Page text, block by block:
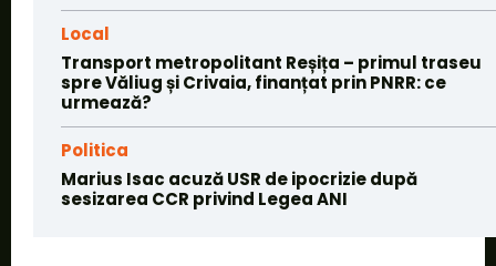
Local
Transport metropolitant Reșița – primul traseu
spre Văliug și Crivaia, finanțat prin PNRR: ce
urmează?
Politica
Marius Isac acuză USR de ipocrizie după
sesizarea CCR privind Legea ANI